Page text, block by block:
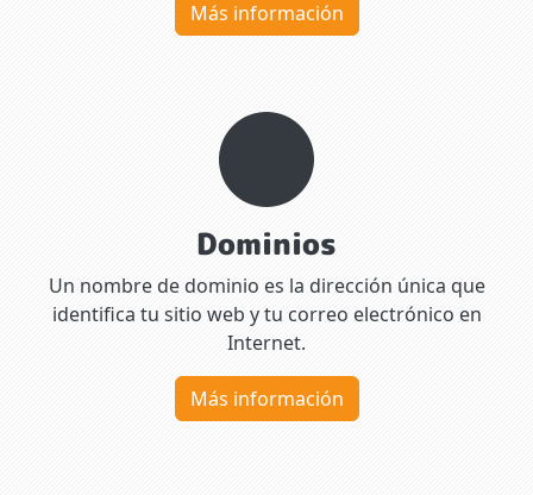
Más información
Dominios
Un nombre de dominio es la dirección única que
identifica tu sitio web y tu correo electrónico en
Internet.
Más información